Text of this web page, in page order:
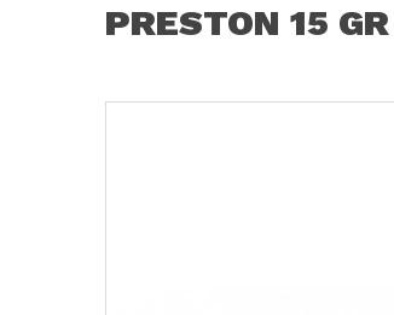
PRESTON 15